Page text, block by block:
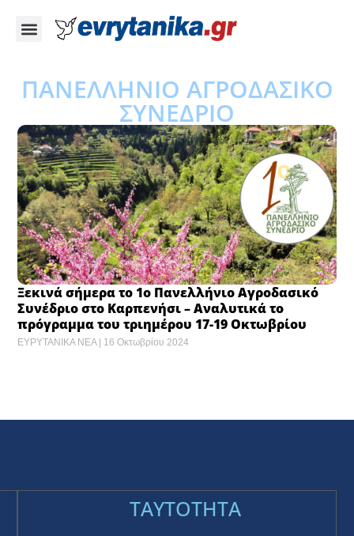
ΠΑΝΕΛΛΗΝΙΟ ΑΓΡΟΔΑΣΙΚΟ
ΣΥΝΕΔΡΙΟ
Ξεκινά σήμερα το 1ο Πανελλήνιο Αγροδασικό
Συνέδριο στο Καρπενήσι – Αναλυτικά το
πρόγραμμα του τριημέρου 17-19 Οκτωβρίου
ΕΥΡΥΤΑΝΙΚΑ ΝΕΑ 16 Οκτωβρίου 2024
TAYTOTHTA